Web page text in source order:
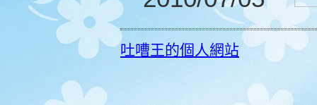
吐嘈王的個人網站